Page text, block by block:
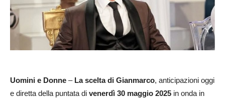
Uomini e Donne – La scelta di Gianmarco, anticipazioni oggi
e diretta della puntata di venerdì 30 maggio 2025 in onda in